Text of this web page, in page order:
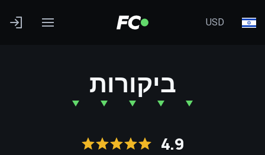
USD
ביקורות
4.9